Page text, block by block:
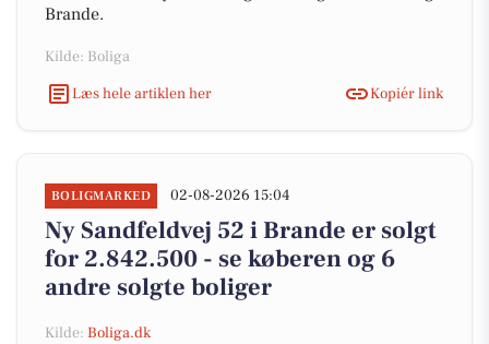
Brande.
Kilde: Boliga
Læs hele artiklen her
Kopiér link
BOLIGMARKED 02-08-2026 15:04
Ny Sandfeldvej 52 i Brande er solgt
for 2.842.500 - se køberen og 6
andre solgte boliger
Kilde: Boliga.dk